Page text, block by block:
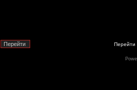
Перейти